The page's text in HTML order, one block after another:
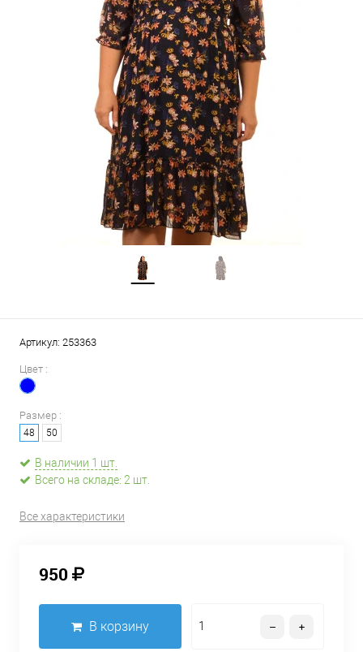
Артикул: 253363
Цвет :
Размер :
48 50
В наличии 1 шт.
Всего на складе: 2 шт.
Все характеристики
950
В корзину